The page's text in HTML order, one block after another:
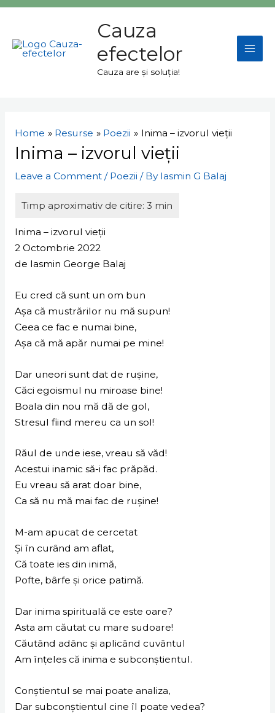
Skip
content
Cauza
efectelor
Cauza are și soluția!
Home Resurse Poezii Inima – izvorul vieții
Inima – izvorul vieții
Leave a Comment / Poezii / By Iasmin G Balaj
Inima – izvorul vieții
2 Octombrie 2022
de Iasmin George Balaj
Eu cred că sunt un om bun
Așa că mustrărilor nu mă supun!
Ceea ce fac e numai bine,
Așa că mă apăr numai pe mine!
Dar uneori sunt dat de rușine,
Căci egoismul nu miroase bine!
Boala din nou mă dă de gol,
Stresul fiind mereu ca un sol!
Răul de unde iese, vreau să văd!
Acestui inamic să-i fac prăpăd.
Eu vreau să arat doar bine,
Ca să nu mă mai fac de rușine!
M-am apucat de cercetat
Și în curând am aflat,
Că toate ies din inimă,
Pofte, bârfe și orice patimă.
Dar inima spirituală ce este oare?
Asta am căutat cu mare sudoare!
Căutând adânc și aplicând cuvântul
Am înțeles că inima e subconștientul.
Conștientul se mai poate analiza,
Dar subconștientul cine îl poate vedea?
articole